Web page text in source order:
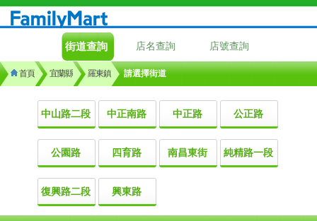
街道查詢 店名查詢 店號查詢
首頁 宜蘭縣 羅東鎮 請選擇街道
中山路二段 中正南路 中正路 公正路
公園路 四育路 南昌東街 純精路一段
復興路二段 興東路